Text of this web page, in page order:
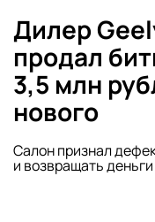
Дилер
продал
3,5 млн
нового
Салон признал
и возвращать деньги